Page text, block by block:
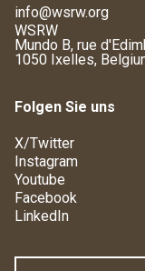
info@wsrw.org
WSRW
Mundo B, rue
1050 Ixelles,
Folgen Sie uns
X/Twitter
Instagram
Youtube
Facebook
LinkedIn